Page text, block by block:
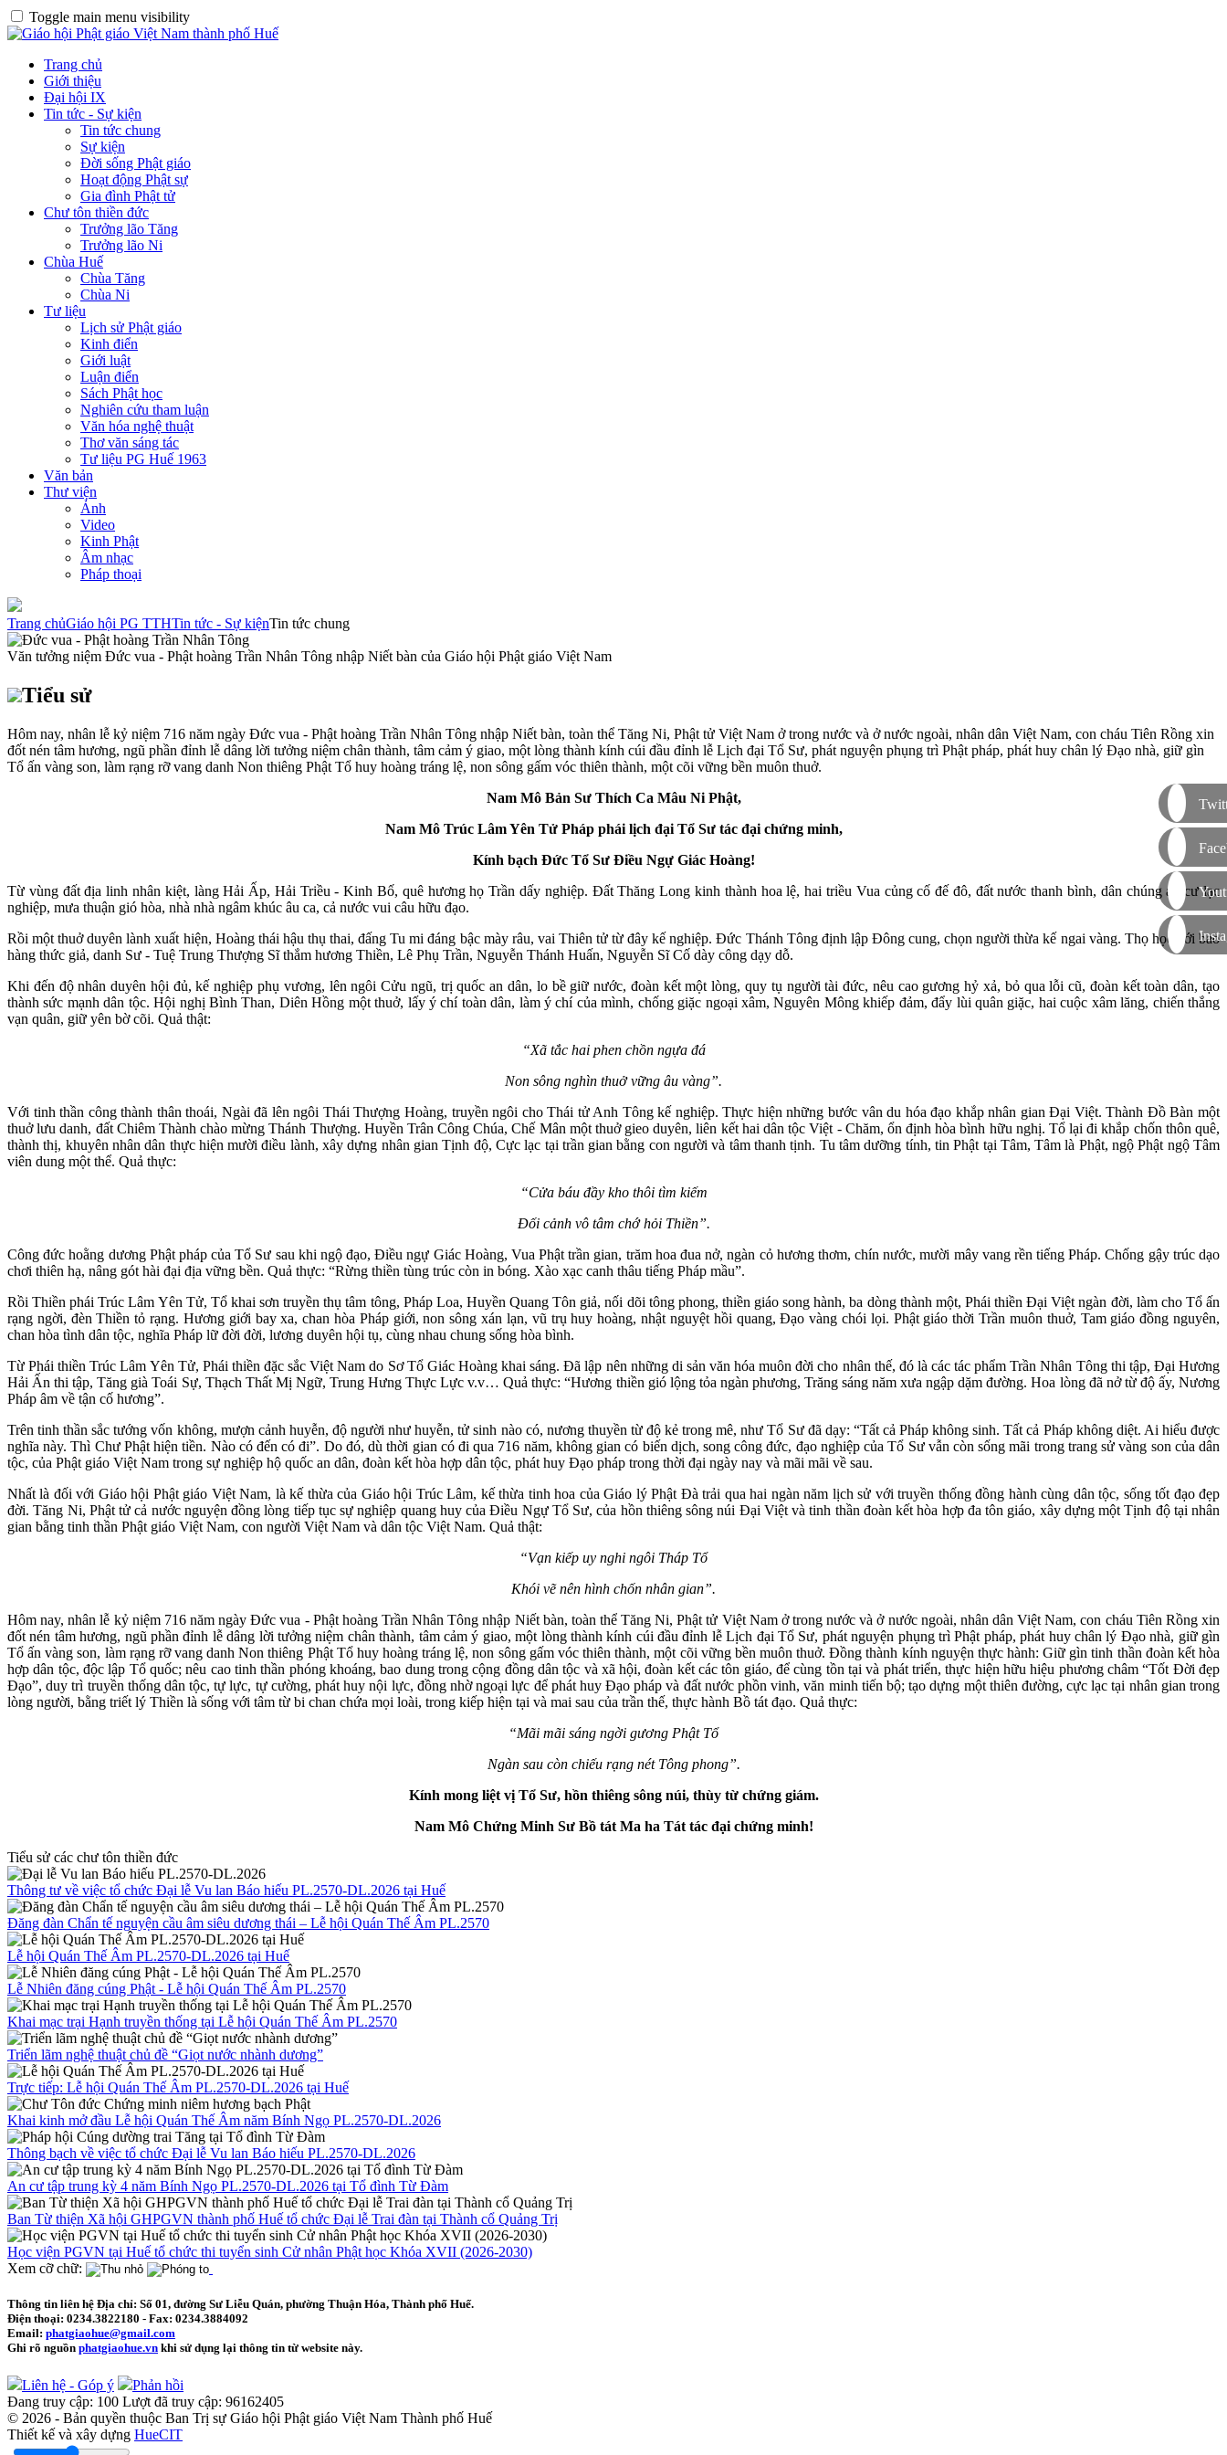
Toggle main menu visibility
Trang chủ
Giới thiệu
Đại hội IX
Tin tức - Sự kiện
Tin tức chung
Sự kiện
Đời sống Phật giáo
Hoạt động Phật sự
Gia đình Phật tử
Chư tôn thiền đức
Trưởng lão Tăng
Trưởng lão Ni
Chùa Huế
Chùa Tăng
Chùa Ni
Tư liệu
Lịch sử Phật giáo
Kinh điển
Giới luật
Luận điển
Sách Phật học
Nghiên cứu tham luận
Văn hóa nghệ thuật
Thơ văn sáng tác
Tư liệu PG Huế 1963
Văn bản
Thư viện
Ảnh
Video
Kinh Phật
Âm nhạc
Pháp thoại
Trang chủGiáo hội PG TTHTin tức - Sự kiệnTin tức chung
Văn tưởng niệm Đức vua - Phật hoàng Trần Nhân Tông nhập Niết bàn của Giáo hội Phật giáo Việt Nam
Tiểu sử
Hôm nay, nhân lễ kỷ niệm 716 năm ngày Đức vua - Phật hoàng Trần Nhân Tông nhập Niết bàn, toàn thể Tăng Ni, Phật tử Việt Nam ở trong nước và ở nước ngoài, nhân dân Việt Nam, con cháu Tiên Rồng xin
đốt nén tâm hương, ngũ phần đỉnh lễ dâng lời tưởng niệm chân thành, tâm cảm ý giao, một lòng thành kính cúi đầu đỉnh lễ Lịch đại Tổ Sư, phát nguyện phụng trì Phật pháp, phát huy chân lý Đạo nhà, giữ gìn
Tổ ấn vàng son, làm rạng rỡ vang danh Non thiêng Phật Tổ huy hoàng tráng lệ, non sông gấm vóc thiên thành, một cõi vững bền muôn thuở.
Nam Mô Bản Sư Thích Ca Mâu Ni Phật,
Nam Mô Trúc Lâm Yên Tử Pháp phái lịch đại Tổ Sư tác đại chứng minh,
Kính bạch Đức Tổ Sư Điều Ngự Giác Hoàng!
Từ vùng đất địa linh nhân kiệt, làng Hải Ấp, Hải Triều - Kinh Bố, quê hương họ Trần dấy nghiệp. Đất Thăng Long kinh thành hoa lệ, hai triều Vua củng cố đế đô, đất nước thanh bình, dân chúng an cư lạc
nghiệp, mưa thuận gió hòa, nhà nhà ngâm khúc âu ca, cả nước vui câu hữu đạo.
Rồi một thuở duyên lành xuất hiện, Hoàng thái hậu thụ thai, đấng Tu mi đáng bậc mày râu, vai Thiên tử từ đây kế nghiệp. Đức Thánh Tông định lập Đông cung, chọn người thừa kế ngai vàng. Thọ học với bao
hàng thức giả, danh Sư - Tuệ Trung Thượng Sĩ thắm hương Thiền, Lê Phụ Trần, Nguyễn Thánh Huấn, Nguyễn Sĩ Cố dày công dạy dỗ.
Khi đến độ nhân duyên hội đủ, kế nghiệp phụ vương, lên ngôi Cửu ngũ, trị quốc an dân, lo bề giữ nước, đoàn kết một lòng, quy tụ người tài đức, nêu cao gương hỷ xả, bỏ qua lỗi cũ, đoàn kết toàn dân, tạo
thành sức mạnh dân tộc. Hội nghị Bình Than, Diên Hồng một thuở, lấy ý chí toàn dân, làm ý chí của mình, chống giặc ngoại xâm, Nguyên Mông khiếp đảm, đẩy lùi quân giặc, hai cuộc xâm lăng, chiến thắng
vạn quân, giữ yên bờ cõi. Quả thật:
“Xã tắc hai phen chồn ngựa đá
Non sông nghìn thuở vững âu vàng”.
Với tinh thần công thành thân thoái, Ngài đã lên ngôi Thái Thượng Hoàng, truyền ngôi cho Thái tử Anh Tông kế nghiệp. Thực hiện những bước vân du hóa đạo khắp nhân gian Đại Việt. Thành Đồ Bàn một
thuở lưu danh, đất Chiêm Thành chào mừng Thánh Thượng. Huyền Trân Công Chúa, Chế Mân một thuở gieo duyên, liên kết hai dân tộc Việt - Chăm, ổn định hòa bình hữu nghị. Tổ lại đi khắp chốn thôn quê,
thành thị, khuyên nhân dân thực hiện mười điều lành, xây dựng nhân gian Tịnh độ, Cực lạc tại trần gian bằng con người và tâm thanh tịnh. Tu tâm dưỡng tính, tin Phật tại Tâm, Tâm là Phật, ngộ Phật ngộ Tâm
viên dung một thể. Quả thực:
“Cửa báu đầy kho thôi tìm kiếm
Đối cảnh vô tâm chớ hỏi Thiền”.
Công đức hoằng dương Phật pháp của Tổ Sư sau khi ngộ đạo, Điều ngự Giác Hoàng, Vua Phật trần gian, trăm hoa đua nở, ngàn cỏ hương thơm, chín nước, mười mây vang rền tiếng Pháp. Chống gậy trúc dạo
chơi thiên hạ, nâng gót hài đại địa vững bền. Quả thực: “Rừng thiền tùng trúc còn in bóng. Xào xạc canh thâu tiếng Pháp mầu”.
Rồi Thiền phái Trúc Lâm Yên Tử, Tổ khai sơn truyền thụ tâm tông, Pháp Loa, Huyền Quang Tôn giả, nối dõi tông phong, thiền giáo song hành, ba dòng thành một, Phái thiền Đại Việt ngàn đời, làm cho Tổ ấn
rạng ngời, đèn Thiền tỏ rạng. Hương giới bay xa, chan hòa Pháp giới, non sông xán lạn, vũ trụ huy hoàng, nhật nguyệt hồi quang, Đạo vàng chói lọi. Phật giáo thời Trần muôn thuở, Tam giáo đồng nguyên,
chan hòa tình dân tộc, nghĩa Pháp lữ đời đời, lương duyên hội tụ, cùng nhau chung sống hòa bình.
Từ Phái thiền Trúc Lâm Yên Tử, Phái thiền đặc sắc Việt Nam do Sơ Tổ Giác Hoàng khai sáng. Đã lập nên những di sản văn hóa muôn đời cho nhân thế, đó là các tác phẩm Trần Nhân Tông thi tập, Đại Hương
Hải Ấn thi tập, Tăng già Toái Sự, Thạch Thất Mị Ngữ, Trung Hưng Thực Lực v.v… Quả thực: “Hương thiền gió lộng tỏa ngàn phương, Trăng sáng năm xưa ngập dặm đường. Hoa lòng đã nở từ độ ấy, Nương
Pháp âm về tận cố hương”.
Trên tinh thần sắc tướng vốn không, mượn cảnh huyễn, độ người như huyễn, tử sinh nào có, nương thuyền từ độ kẻ trong mê, như Tổ Sư đã dạy: “Tất cả Pháp không sinh. Tất cả Pháp không diệt. Ai hiểu được
nghĩa này. Thì Chư Phật hiện tiền. Nào có đến có đi”. Do đó, dù thời gian có đi qua 716 năm, không gian có biến dịch, song công đức, đạo nghiệp của Tổ Sư vẫn còn sống mãi trong trang sử vàng son của dân
tộc, của Phật giáo Việt Nam trong sự nghiệp hộ quốc an dân, đoàn kết hòa hợp dân tộc, phát huy Đạo pháp trong thời đại ngày nay và mãi mãi về sau.
Nhất là đối với Giáo hội Phật giáo Việt Nam, là kế thừa của Giáo hội Trúc Lâm, kế thừa tinh hoa của Giáo lý Phật Đà trải qua hai ngàn năm lịch sử với truyền thống đồng hành cùng dân tộc, sống tốt đạo đẹp
đời. Tăng Ni, Phật tử cả nước nguyện đồng lòng tiếp tục sự nghiệp quang huy của Điều Ngự Tổ Sư, của hồn thiêng sông núi Đại Việt và tinh thần đoàn kết hòa hợp đa tôn giáo, xây dựng một Tịnh độ tại nhân
gian bằng tinh thần Phật giáo Việt Nam, con người Việt Nam và dân tộc Việt Nam. Quả thật:
“Vạn kiếp uy nghi ngôi Tháp Tổ
Khói vẽ nên hình chốn nhân gian”.
Hôm nay, nhân lễ kỷ niệm 716 năm ngày Đức vua - Phật hoàng Trần Nhân Tông nhập Niết bàn, toàn thể Tăng Ni, Phật tử Việt Nam ở trong nước và ở nước ngoài, nhân dân Việt Nam, con cháu Tiên Rồng xin
đốt nén tâm hương, ngũ phần đỉnh lễ dâng lời tưởng niệm chân thành, tâm cảm ý giao, một lòng thành kính cúi đầu đỉnh lễ Lịch đại Tổ Sư, phát nguyện phụng trì Phật pháp, phát huy chân lý Đạo nhà, giữ gìn
Tổ ấn vàng son, làm rạng rỡ vang danh Non thiêng Phật Tổ huy hoàng tráng lệ, non sông gấm vóc thiên thành, một cõi vững bền muôn thuở. Đồng thành kính nguyện thực hành: Giữ gìn tinh thần đoàn kết hòa
hợp dân tộc, độc lập Tổ quốc; nêu cao tinh thần phóng khoáng, bao dung trong cộng đồng dân tộc và xã hội, đoàn kết các tôn giáo, để cùng tồn tại và phát triển, thực hiện hữu hiệu phương châm “Tốt Đời đẹp
Đạo”, duy trì truyền thống dân tộc, tự lực, tự cường, phát huy nội lực, đồng nhờ ngoại lực để phát huy Đạo pháp và đất nước phồn vinh, văn minh tiến bộ; tạo dựng một thiên đường, cực lạc tại nhân gian trong
lòng người, bằng triết lý Thiền là sống với tâm từ bi chan chứa mọi loài, trong kiếp hiện tại và mai sau của trần thế, thực hành Bồ tát đạo. Quả thực:
“Mãi mãi sáng ngời gương Phật Tổ
Ngàn sau còn chiếu rạng nét Tông phong”.
Kính mong liệt vị Tổ Sư, hồn thiêng sông núi, thùy từ chứng giám.
Nam Mô Chứng Minh Sư Bồ tát Ma ha Tát tác đại chứng minh!
Tiểu sử các chư tôn thiền đức
Thông tư về việc tổ chức Đại lễ Vu lan Báo hiếu PL.2570-DL.2026 tại Huế
Đăng đàn Chẩn tế nguyện cầu âm siêu dương thái – Lễ hội Quán Thế Âm PL.2570
Lễ hội Quán Thế Âm PL.2570-DL.2026 tại Huế
Lễ Nhiên đăng cúng Phật - Lễ hội Quán Thế Âm PL.2570
Khai mạc trại Hạnh truyền thống tại Lễ hội Quán Thế Âm PL.2570
Triển lãm nghệ thuật chủ đề “Giọt nước nhành dương”
Trực tiếp: Lễ hội Quán Thế Âm PL.2570-DL.2026 tại Huế
Khai kinh mở đầu Lễ hội Quán Thế Âm năm Bính Ngọ PL.2570-DL.2026
Thông bạch về việc tổ chức Đại lễ Vu lan Báo hiếu PL.2570-DL.2026
An cư tập trung kỳ 4 năm Bính Ngọ PL.2570-DL.2026 tại Tổ đình Từ Đàm
Ban Từ thiện Xã hội GHPGVN thành phố Huế tổ chức Đại lễ Trai đàn tại Thành cổ Quảng Trị
Học viện PGVN tại Huế tổ chức thi tuyển sinh Cử nhân Phật học Khóa XVII (2026-2030)
Xem cỡ chữ:
Thông tin liên hệ Địa chỉ: Số 01, đường Sư Liễu Quán, phường Thuận Hóa, Thành phố Huế.
Điện thoại: 0234.3822180 - Fax: 0234.3884092
Email: phatgiaohue@gmail.com
Ghi rõ nguồn phatgiaohue.vn khi sử dụng lại thông tin từ website này.
Liên hệ - Góp ý
Phản hồi
Đang truy cập: 100 Lượt đã truy cập: 96162405
© 2026 - Bản quyền thuộc Ban Trị sự Giáo hội Phật giáo Việt Nam Thành phố Huế
Thiết kế và xây dựng HueCIT